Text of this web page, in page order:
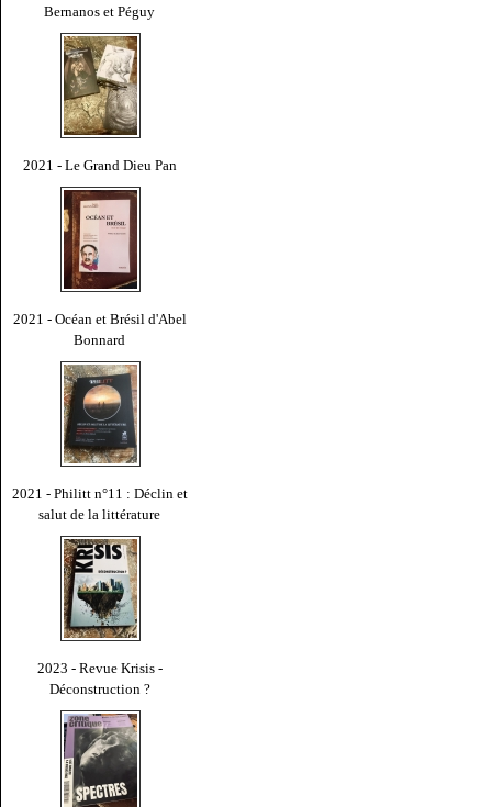
Bernanos et Péguy
2021 - Le Grand Dieu Pan
2021 - Océan et Brésil d'Abel
Bonnard
2021 - Philitt n°11 : Déclin et
salut de la littérature
2023 - Revue Krisis -
Déconstruction ?